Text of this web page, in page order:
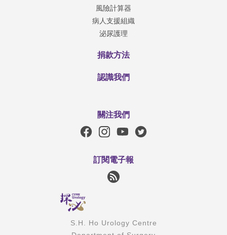
風險計算器
病人支援組織
泌尿護理
捐款方法
認識我們
關注我們
訂閱電子報
S.H. Ho Urology Centre